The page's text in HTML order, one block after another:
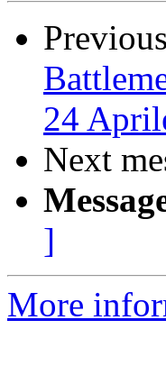
24
Next
]
More